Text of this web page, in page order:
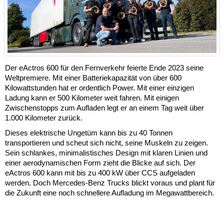
Der eActros 600 für den Fernverkehr feierte Ende 2023 seine
Weltpremiere. Mit einer Batteriekapazität von über 600
Kilowattstunden hat er ordentlich Power. Mit einer einzigen
Ladung kann er 500 Kilometer weit fahren. Mit einigen
Zwischenstopps zum Aufladen legt er an einem Tag weit über
1.000 Kilometer zurück.
Dieses elektrische Ungetüm kann bis zu 40 Tonnen
transportieren und scheut sich nicht, seine Muskeln zu zeigen.
Sein schlankes, minimalistisches Design mit klaren Linien und
einer aerodynamischen Form zieht die Blicke auf sich. Der
eActros 600 kann mit bis zu 400 kW über CCS aufgeladen
werden. Doch Mercedes-Benz Trucks blickt voraus und plant für
die Zukunft eine noch schnellere Aufladung im Megawattbereich.